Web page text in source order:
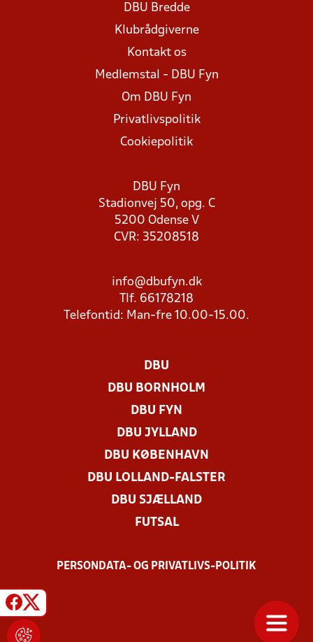
DBU Bredde
Klubrådgiverne
Kontakt os
Medlemstal - DBU Fyn
Om DBU Fyn
Privatlivspolitik
Cookiepolitik
DBU Fyn
Stadionvej 50, opg. C
5200 Odense V
CVR: 35208518
info@dbufyn.dk
Tlf. 66178218
Telefontid: Man-fre 10.00-15.00.
DBU
DBU BORNHOLM
DBU FYN
DBU JYLLAND
DBU KØBENHAVN
DBU LOLLAND-FALSTER
DBU SJÆLLAND
FUTSAL
PERSONDATA- OG PRIVATLIVS-POLITIK